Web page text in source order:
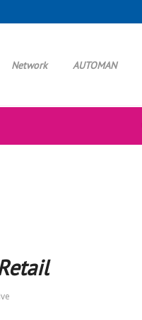
Network AUTOMAN